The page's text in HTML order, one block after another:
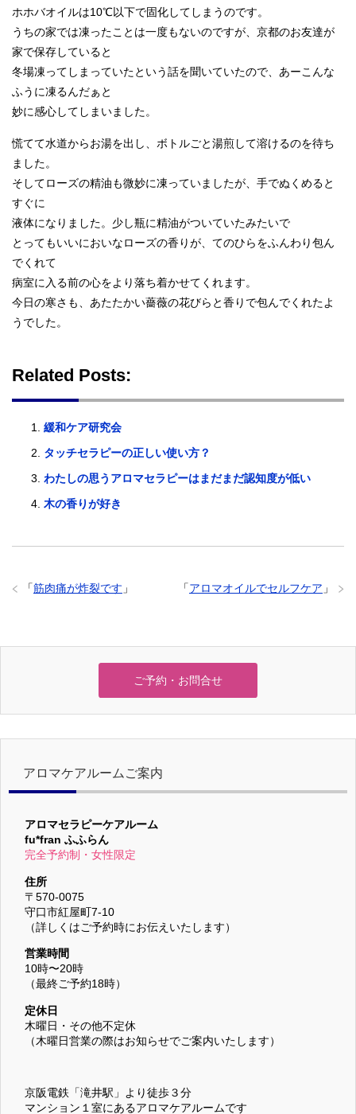
ホホバオイルは10℃以下で固化してしまうのです。
うちの家では凍ったことは一度もないのですが、京都のお友達が
家で保存していると
冬場凍ってしまっていたという話を聞いていたので、あーこんな
ふうに凍るんだぁと
妙に感心してしまいました。
慌てて水道からお湯を出し、ボトルごと湯煎して溶けるのを待ち
ました。
そしてローズの精油も微妙に凍っていましたが、手でぬくめると
すぐに
液体になりました。少し瓶に精油がついていたみたいで
とってもいいにおいなローズの香りが、てのひらをふんわり包ん
でくれて
病室に入る前の心をより落ち着かせてくれます。
今日の寒さも、あたたかい薔薇の花びらと香りで包んでくれたよ
うでした。
Related Posts:
緩和ケア研究会
タッチセラピーの正しい使い方？
わたしの思うアロマセラピーはまだまだ認知度が低い
木の香りが好き
「アロマオイルでセルフケア 」
「筋肉痛が炸裂です 」
ご予約・お問合せ
アロマケアルームご案内
アロマセラピーケアルーム
fu*fran ふふらん
完全予約制・女性限定
住所
〒570-0075
守口市紅屋町7-10
（詳しくはご予約時にお伝えいたします）
営業時間
10時〜20時
（最終ご予約18時）
定休日
木曜日・その他不定休
（木曜日営業の際はお知らせでご案内いたします）
京阪電鉄「滝井駅」より徒歩３分
マンション１室にあるアロマケアルームです